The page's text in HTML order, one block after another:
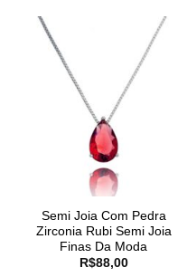
Semi Joia Com Pedra
Zirconia Rubi Semi Joia
Finas Da Moda
R$88,00